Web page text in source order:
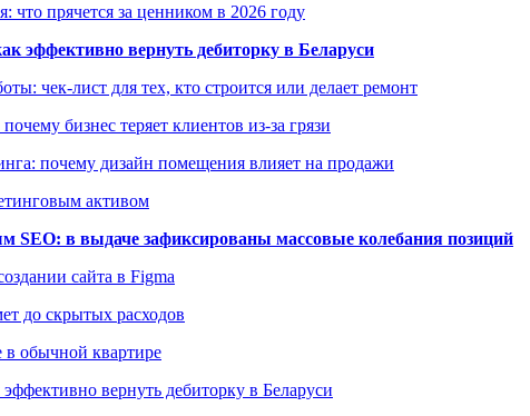
что прячется за ценником в 2026 году
эффективно вернуть дебиторку в Беларуси
чек-лист для тех, кто строится или делает ремонт
бизнес теряет клиентов из-за грязи
почему дизайн помещения влияет на продажи
активом
SEO: в выдаче зафиксированы массовые колебания позиций
сайта в Figma
до скрытых расходов
в обычной квартире
вернуть дебиторку в Беларуси